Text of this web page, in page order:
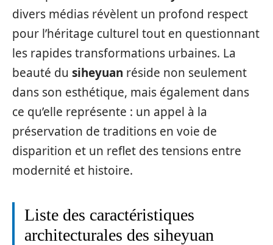
divers médias révèlent un profond respect
pour l’héritage culturel tout en questionnant
les rapides transformations urbaines. La
beauté du siheyuan réside non seulement
dans son esthétique, mais également dans
ce qu’elle représente : un appel à la
préservation de traditions en voie de
disparition et un reflet des tensions entre
modernité et histoire.
Liste des caractéristiques
architecturales des siheyuan